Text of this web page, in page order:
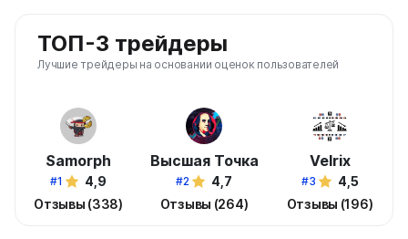
ТОП-3 трейдеры
Лучшие трейдеры на основании оценок пользователей
Samorph
#1
4,9
Отзывы (338)
Высшая Точка
#2
4,7
Отзывы (264)
Velrix
#3
4,5
Отзывы (196)